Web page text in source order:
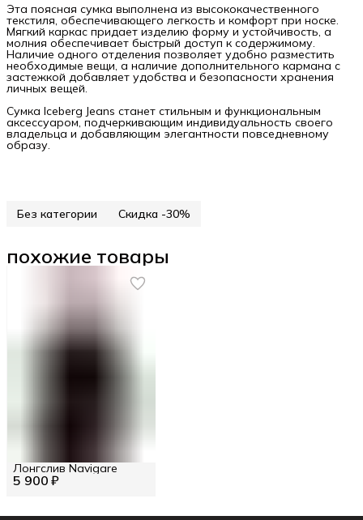
Эта поясная сумка выполнена из высококачественного
текстиля, обеспечивающего легкость и комфорт при носке.
Мягкий каркас придает изделию форму и устойчивость, а
молния обеспечивает быстрый доступ к содержимому.
Наличие одного отделения позволяет удобно разместить
необходимые вещи, а наличие дополнительного кармана с
застежкой добавляет удобства и безопасности хранения
личных вещей.
Сумка Iceberg Jeans станет стильным и функциональным
аксессуаром, подчеркивающим индивидуальность своего
владельца и добавляющим элегантности повседневному
образу.
Без категории Скидка -30%
похожие товары
5 900 ₽
Лонгслив Navigare